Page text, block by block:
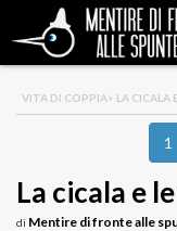
VITA DI COPPIA> LA CICALA
1
La cicala e
di Mentire di fronte alle